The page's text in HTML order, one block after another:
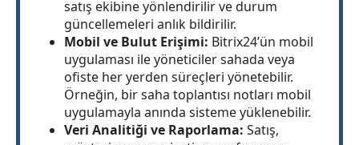
satış ekibine yönlendirilir ve durum
güncellemeleri anlık bildirilir.
Mobil ve Bulut Erişimi: Bitrix24’ün mobil
uygulaması ile yöneticiler sahada veya
ofiste her yerden süreçleri yönetebilir.
Örneğin, bir saha toplantısı notları mobil
uygulamayla anında sisteme yüklenebilir.
Veri Analitiği ve Raporlama: Satış,